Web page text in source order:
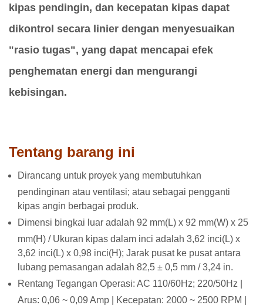
kipas pendingin, dan kecepatan kipas dapat
dikontrol secara linier dengan menyesuaikan
"rasio tugas", yang dapat mencapai efek
penghematan energi dan mengurangi
kebisingan.
Tentang barang ini
Dirancang untuk proyek yang membutuhkan
pendinginan atau ventilasi; atau sebagai pengganti
kipas angin berbagai produk.
Dimensi bingkai luar adalah 92 mm(L) x 92 mm(W) x 25
mm(H) / Ukuran kipas dalam inci adalah 3,62 inci(L) x
3,62 inci(L) x 0,98 inci(H); Jarak pusat ke pusat antara
lubang pemasangan adalah 82,5 ± 0,5 mm / 3,24 in.
Rentang Tegangan Operasi: AC 110/60Hz; 220/50Hz |
Arus: 0,06 ~ 0,09 Amp | Kecepatan: 2000 ~ 2500 RPM |